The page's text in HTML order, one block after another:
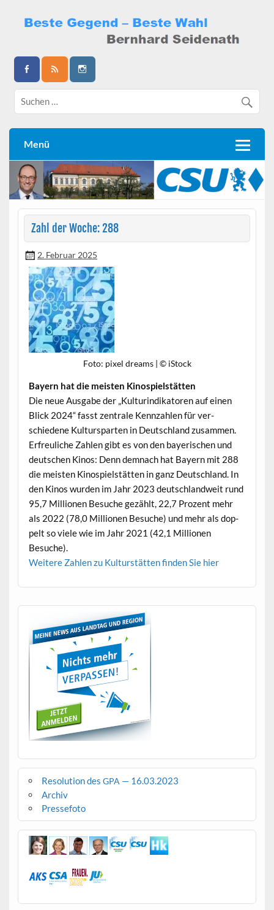
content
Bernhard Seidenath
Menü
Zahl der Woche: 288
2. Februar 2025
Foto: pix­el dreams | © iStock
Bay­ern hat die meis­ten Kinospielstätten
Die neue Aus­gabe der „Kul­turindika­toren auf einen
Blick 2024“ fasst zen­trale Kenn­zahlen für ver­
schiedene Kul­tursparten in Deutsch­land zusam­men.
Erfreuliche Zahlen gibt es von den bay­erischen und
deutschen Kinos: Denn dem­nach hat Bay­ern mit 288
die meis­ten Kinospiel­stät­ten in ganz Deutsch­land. In
den Kinos wur­den im Jahr 2023 deutsch­landweit rund
95,7 Mil­lio­nen Besuche gezählt, 22,7 Prozent mehr
als 2022 (78,0 Mil­lio­nen Besuche) und mehr als dop­
pelt so viele wie im Jahr 2021 (42,1 Mil­lio­nen
Besuche).
Weit­ere Zahlen zu Kul­turstät­ten find­en Sie hier
Resolution des GPA — 16.03.2023
Archiv
Pressefoto